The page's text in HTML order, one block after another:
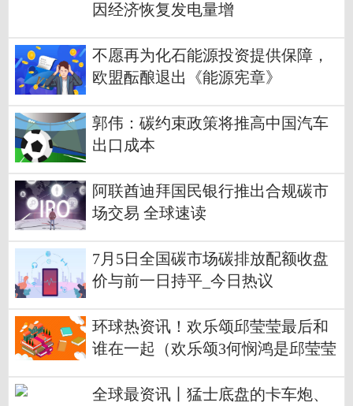
因经济恢复发电量增
不愿再为化石能源投资提供保障，
欧盟酝酿退出《能源宪章》
郭伟：碳约束政策将推高中国汽车
出口成本
阿联酋迪拜国民银行推出合规碳市
场交易 全球速读
7月5日全国碳市场碳排放配额收盘
价与前一日持平_今日热议
环球热资讯！欢乐颂邱莹莹最后和
谁在一起（欢乐颂3何悯鸿是邱莹莹
全球最资讯丨猛士底盘的卡车炮、